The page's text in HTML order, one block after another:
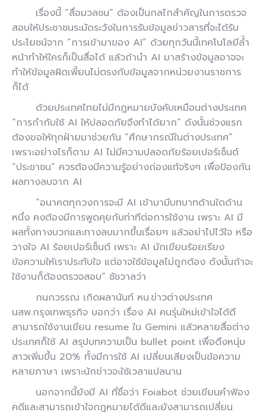
เรื่องนี้ “สื่อมวลชน” ต้องเป็นกลไกสำคัญในการตรวจ
สอบให้ประชาชนระมัดระวังในการรับข้อมูลข่าวสารที่จะได้รับ
ประโยชน์จาก “การเข้ามาของ AI” ด้วยทุกวันนี้เทคโนโลยีล้ำ
หน้าทำให้ใครก็เป็นสื่อได้ แล้วถ้านำ AI มาสร้างข้อมูลอาจจะ
ทำให้ข้อมูลผิดเพี้ยนไม่ตรงกับข้อมูลจากหน่วยงานราชการ
ก็ได้
ด้วยประเทศไทยไม่มีกฎหมายบังคับเหมือนต่างประเทศ
“การกำกับใช้ AI ให้ปลอดภัยจึงทำได้ยาก” ดังนั้นช่วงแรก
ต้องขอให้ทุกฝ่ายมาช่วยกัน “ศึกษากรณีในต่างประเทศ”
เพราะอย่างไรก็ตาม AI ไม่มีความปลอดภัยร้อยเปอร์เซ็นต์
“ประชาชน” ควรต้องมีความรู้อย่างถ่องแท้จริงๆ เพื่อป้องกัน
ผลทางลบจาก AI
“อนาคตทุกวงการจะมี AI เข้ามามีบทบาทด้านใดด้าน
หนึ่ง คงต้องมีการพูดคุยกับท่าทีต่อการใช้งาน เพราะ AI มี
ผลทั้งทางบวกและทางลบมากขึ้นเรื่อยๆ แล้วอย่าไปไว้ใจ หรือ
วางใจ AI ร้อยเปอร์เซ็นต์ เพราะ AI มักเขียนร้อยเรียง
ข้อความให้เราประทับใจ แต่อาจใช้ข้อมูลไม่ถูกต้อง ดังนั้นถ้าจะ
ใช้งานก็ต้องตรวจสอบ” ชัชวาลว่า
กนกวรรณ เกิดผลานันท์ หน.ข่าวต่างประเทศ
นสพ.กรุงเทพธุรกิจ บอกว่า เรื่อง AI คนรุ่นใหม่เข้าใจได้ดี
สามารถใช้งานเขียน resume ใน Gemini แล้วหลายสื่อต่าง
ประเทศก็ใช้ AI สรุปบทความเป็น bullet point เพื่อดึงหนุ่ม
สาวเพิ่มขึ้น 20% ทั้งมีการใช้ AI เปลี่ยนเสียงเป็นข้อความ
หลายภาษา เพราะนักข่าวจะใช้เวลาแปลนาน
นอกจากนี้ยังมี AI ที่ชื่อว่า Foiabot ช่วยเขียนคำฟ้อง
คดีและสามารถเข้าใจกฎหมายได้ดีและยังสามารถเปลี่ยน